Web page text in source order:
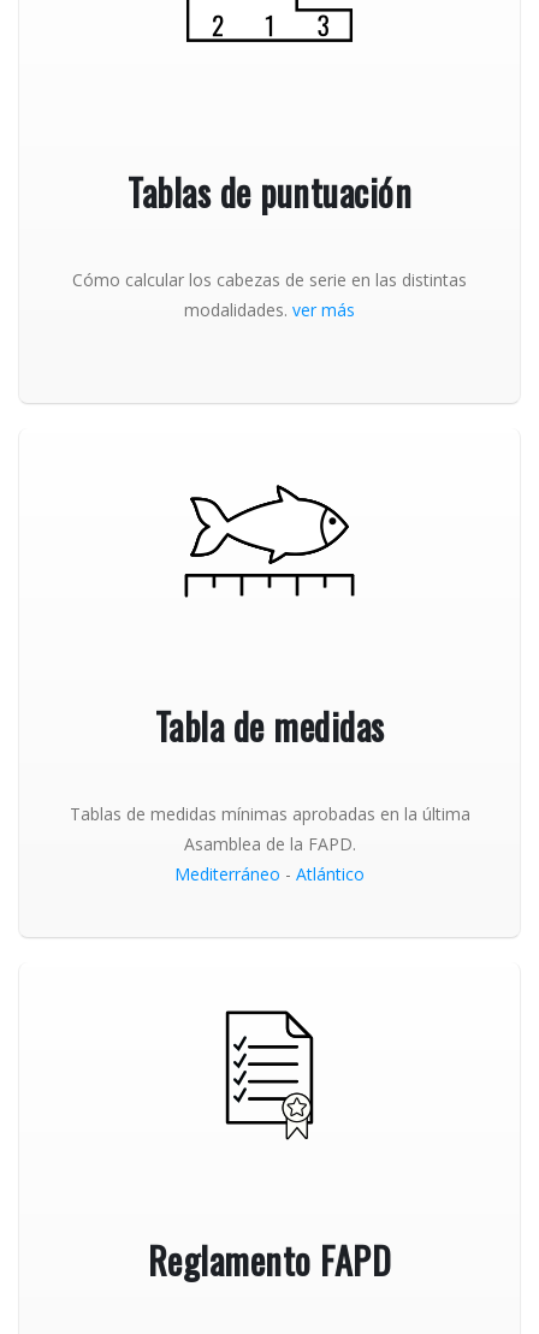
Tablas de puntuación
Cómo calcular los cabezas de serie en las distintas
modalidades. ver más
Tabla de medidas
Tablas de medidas mínimas aprobadas en la última
Asamblea de la FAPD.
Mediterráneo - Atlántico
Reglamento FAPD